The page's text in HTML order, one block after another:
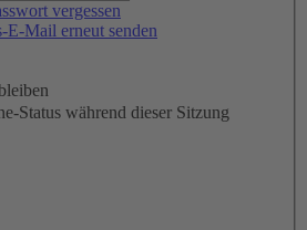
vergessen
Mail erneut senden
Status während dieser Sitzung